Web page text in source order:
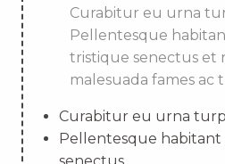
Curabitur eu urna
Pellentesque
tristique senectus et
malesuada fames ac
Curabitur eu urna
Pellentesque